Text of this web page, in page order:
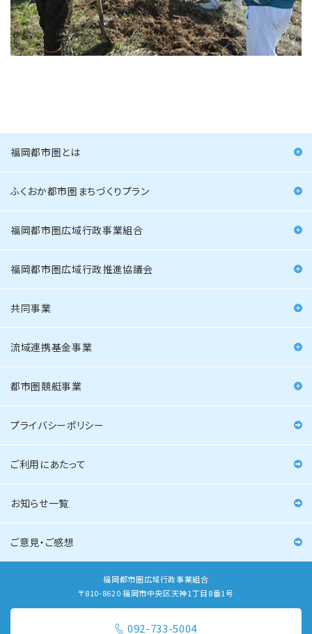
福岡都市圏とは
ふくおか都市圏まちづくりプラン
福岡都市圏広域行政事業組合
福岡都市圏広域行政推進協議会
共同事業
流域連携基金事業
都市圏競艇事業
プライバシーポリシー
ご利用にあたって
お知らせ一覧
ご意見・ご感想
福岡都市圏広域行政事業組合
〒810-8620 福岡市中央区天神1丁目8番1号
092-733-5004